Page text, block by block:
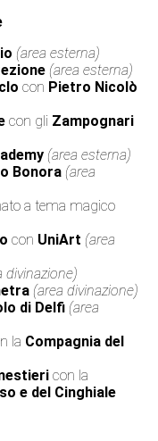
(area esterna)
(area esterna)
con Pietro Nicolò
con gli Zampognari
(area esterna)
Bonora (area
a tema magico
con UniArt (area
divinazione)
(area divinazione)
di Delfi (area
la Compagnia del
con la
e del Cinghiale